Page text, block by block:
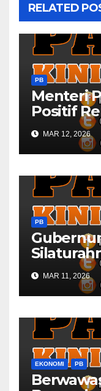
RELATED
PB
Menteri
Positif
Sawah
Barat
MAR 12, 2026
PB
Bersama
Mendagri
MAR 11, 2026
EKONOMI PB